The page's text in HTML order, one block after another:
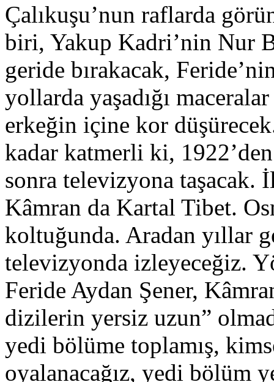
Çalıkuşu’nun raflarda
biri, Yakup Kadri’nin Nur
geride bırakacak,
yollarda yaşadığı
erkeğin içine kor
kadar katmerli ki,
sonra televizyona taşacak.
Kâmran da Kartal Tibet.
koltuğunda. Aradan yıllar
televizyonda izleyeceğiz.
Feride Aydan Şener,
dizilerin yersiz uzun”
yedi bölüme toplamış,
oyalanacağız, yedi bölüm